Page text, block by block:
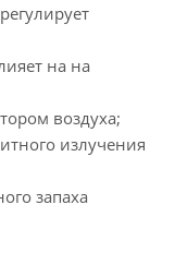
на на
воздуха;
излучения
запаха